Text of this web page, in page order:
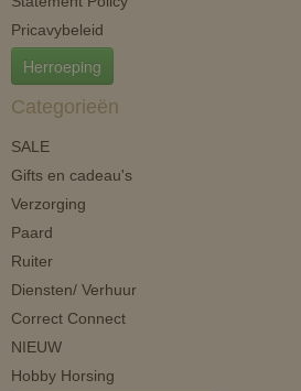
Pricavybeleid
Herroeping
Categorieën
SALE
Gifts en cadeau's
Verzorging
Paard
Ruiter
Diensten/ Verhuur
Correct Connect
NIEUW
Hobby Horsing